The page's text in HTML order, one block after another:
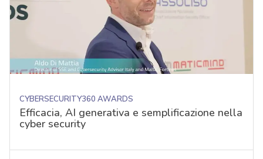
CYBERSECURITY360 AWARDS
Efficacia, AI generativa e semplificazione nella
cyber security